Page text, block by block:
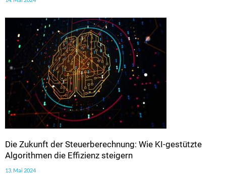
Die Zukunft der Steuerberechnung: Wie KI-gestützte
Algorithmen die Effizienz steigern
13. Mai 2024